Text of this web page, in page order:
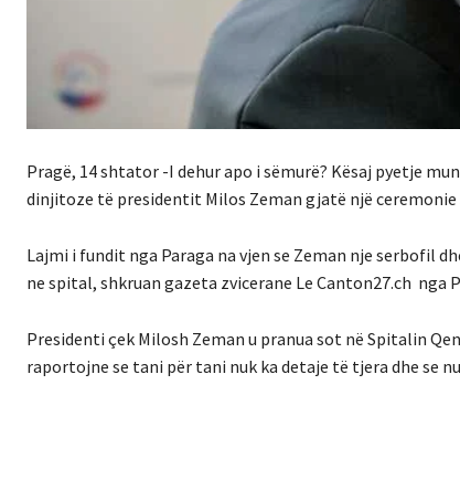
Pragë, 14 shtator -I dehur apo i sëmurë? Kësaj pyetje
dinjitoze të presidentit Milos Zeman gjatë një
Lajmi i fundit nga Paraga na vjen se Zeman nje serbofil
ne spital, shkruan gazeta zvicerane Le Canton27.ch nga
Presidenti çek Milosh Zeman u pranua sot në Spitalin
raportojne se tani për tani nuk ka detaje të tjera dhe se